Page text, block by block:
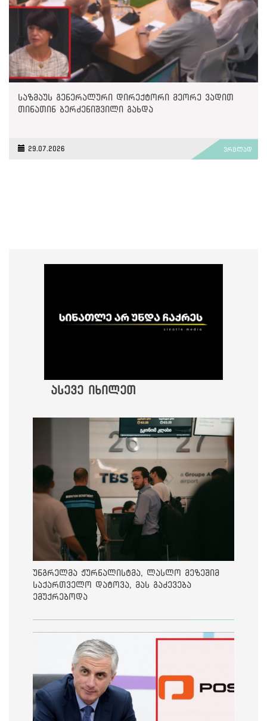
საზმაუს გენერალური დირექტორი მეორე ვადით
თინათინ ბერძენიშვილი გახდა
29.07.2026 ვრცლად
ასევე იხილეთ
უნგრელმა ჟურნალისტმა, ლასლო მეზეშიმ
საქართველო დატოვა, მას გაძევება
ემუქრებოდა